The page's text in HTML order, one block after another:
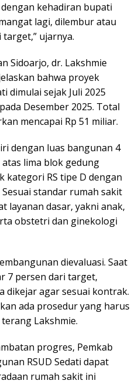
kehadiran bupati
lagi, dilembur atau
target,” ujarnya.
Sidoarjo, dr. Lakshmie
bahwa proyek
dimulai sejak Juli 2025
Desember 2025. Total
mencapai Rp 51 miliar.
dengan luas bangunan 4
lima blok gedung
kategori RS tipe D dengan
standar rumah sakit
layanan dasar, yakni anak,
obstetri dan ginekologi
dievaluasi. Saat
7 persen dari target,
dikejar agar sesuai kontrak.
ada prosedur yang harus
Lakshmie.
progres, Pemkab
RSUD Sedati dapat
rumah sakit ini